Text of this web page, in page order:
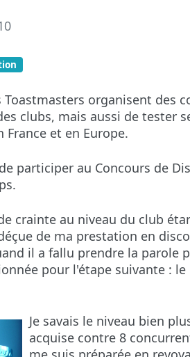
Toastmasters organisent des
clubs, mais aussi de tester
et en Europe.
participer au Concours de
crainte au niveau du club
de ma prestation en
il a fallu prendre la parole
pour l'étape suivante :
Je savais le niveau bien
acquise contre 8